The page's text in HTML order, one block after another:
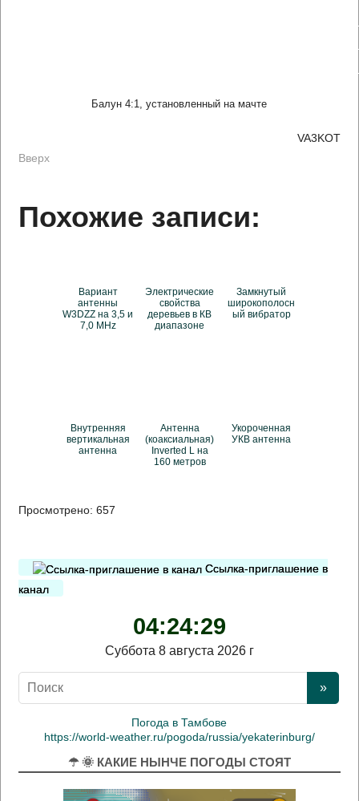
Балун 4:1, установленный на мачте
VA3KOT
Вверх
Похожие записи:
Вариант
антенны
W3DZZ на 3,5 и
7,0 MHz
Электрические
свойства
деревьев в КВ
диапазоне
Замкнутый
широкополосн
ый вибратор
Внутренняя
вертикальная
антенна
Антенна
(коаксиальная)
Inverted L на
160 метров
Укороченная
УКВ антенна
Просмотрено:657
Ссылка-приглашение в
канал
04:24:30
Суббота 8 августа 2026 г
Погода в Тамбове
https://world-weather.ru/pogoda/russia/yekaterinburg/
☂ 🌞 КАКИЕ НЫНЧЕ ПОГОДЫ СТОЯТ